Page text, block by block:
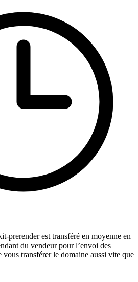
prerender est transféré en moyenne en
du vendeur pour l’envoi des
vous transférer le domaine aussi vite que